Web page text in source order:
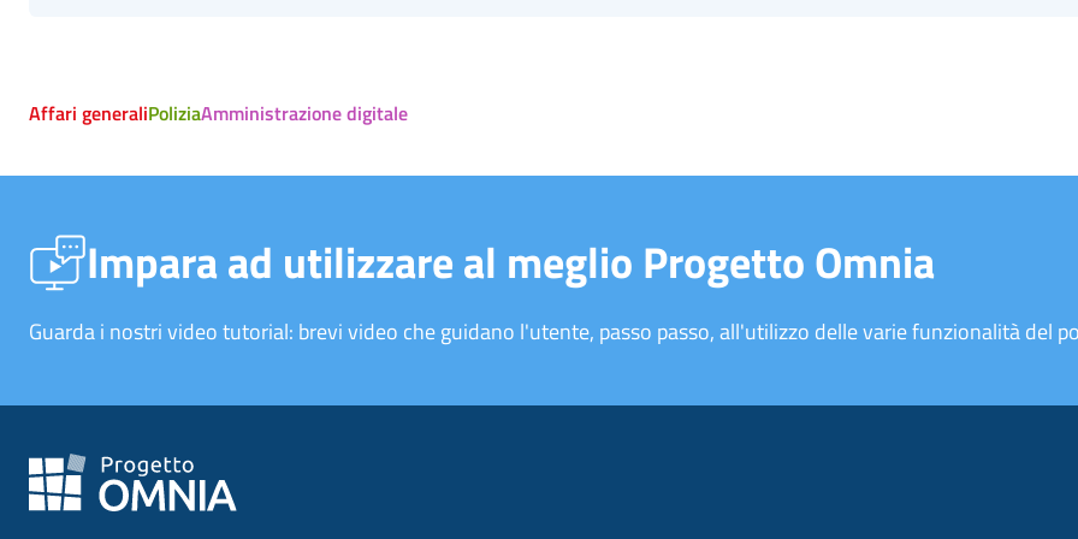
Affari generaliPoliziaAmministrazione digitale
Impara ad utilizzare al meglio Progetto Omnia
Guarda i nostri video tutorial: brevi video che guidano l'utente, passo passo, all'utilizzo delle varie funzionalità del